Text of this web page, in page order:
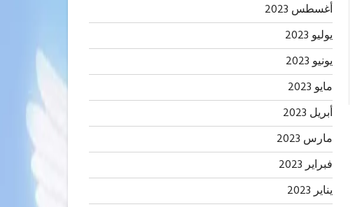
أغسطس 2023
يوليو 2023
يونيو 2023
مايو 2023
أبريل 2023
مارس 2023
فبراير 2023
يناير 2023